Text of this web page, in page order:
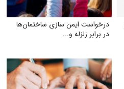
درخواست ایمن‌ سازی ساختمان‌ها
در برابر زلزله و...